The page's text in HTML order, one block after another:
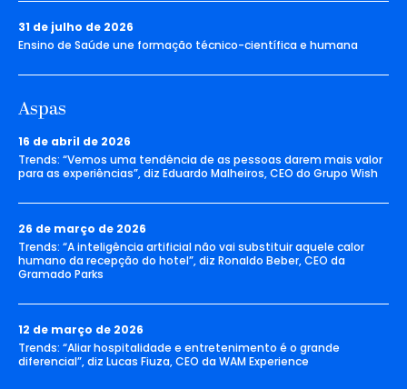
31 de julho de 2026
Ensino de Saúde une formação técnico-científica e humana
Aspas
16 de abril de 2026
Trends: “Vemos uma tendência de as pessoas darem mais valor
para as experiências”, diz Eduardo Malheiros, CEO do Grupo Wish
26 de março de 2026
Trends: “A inteligência artificial não vai substituir aquele calor
humano da recepção do hotel”, diz Ronaldo Beber, CEO da
Gramado Parks
12 de março de 2026
Trends: “Aliar hospitalidade e entretenimento é o grande
diferencial”, diz Lucas Fiuza, CEO da WAM Experience